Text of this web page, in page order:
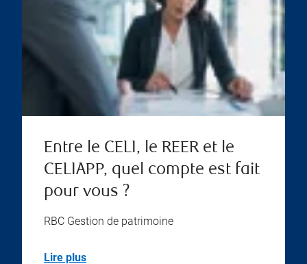
Entre le CELI, le REER et le
CELIAPP, quel compte est fait
pour vous ?
RBC Gestion de patrimoine
Lire plus